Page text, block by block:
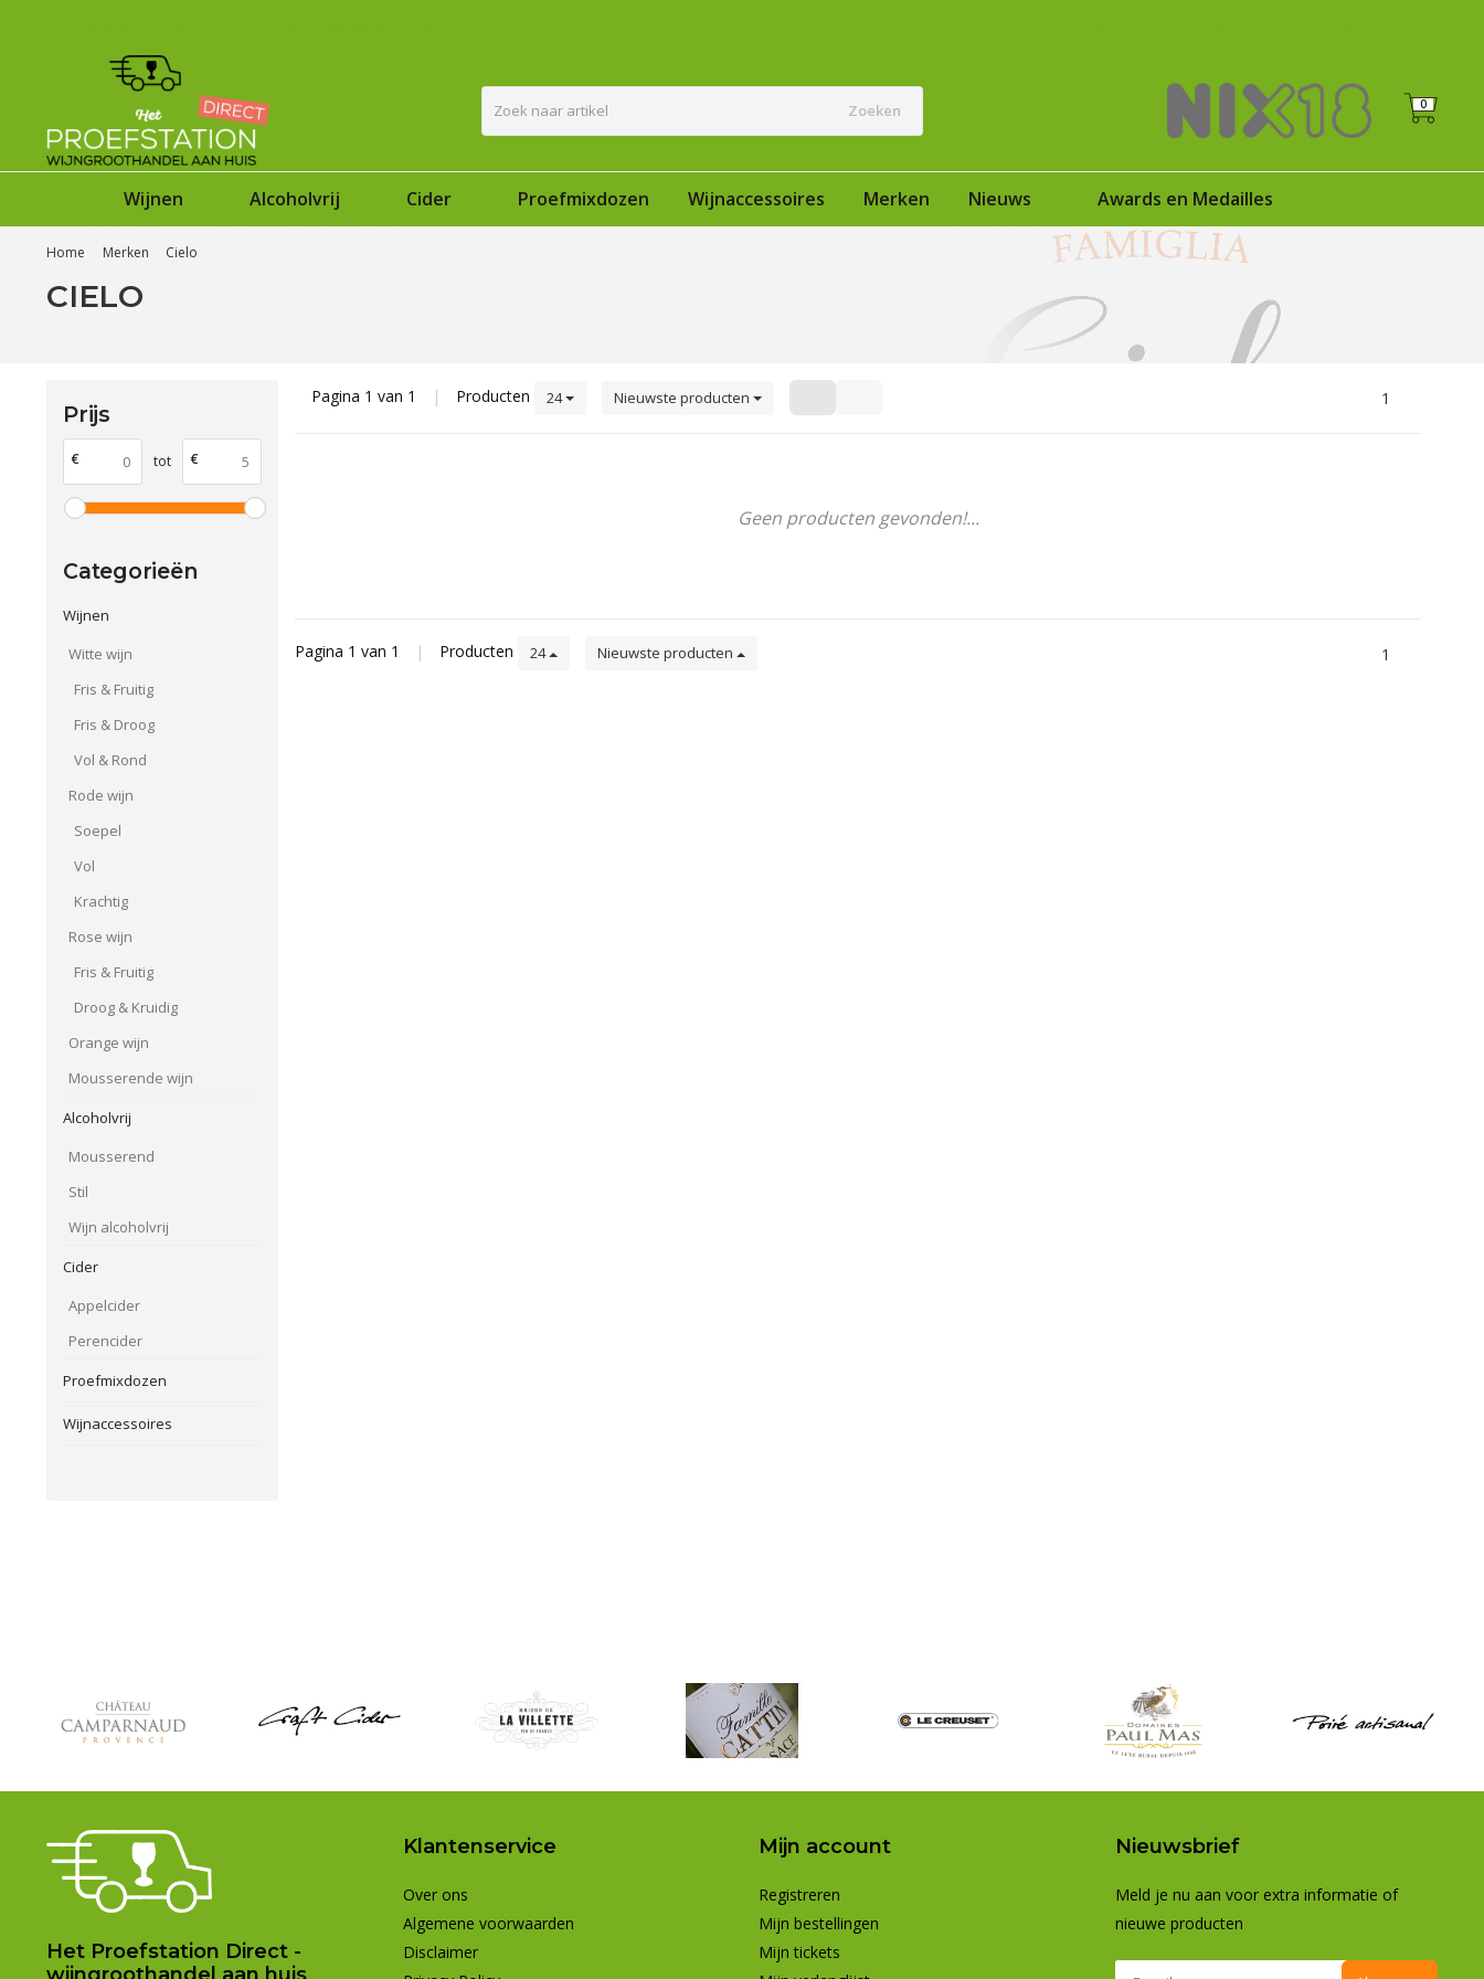
Zoeken 0
Wijnen Alcoholvrij Cider Proefmixdozen Wijnaccessoires Merken Nieuws Awards en Medailles
Home Merken Cielo
CIELO
Prijs
€ tot €
Categorieën
Wijnen
Witte wijn
Fris & Fruitig
Fris & Droog
Vol & Rond
Rode wijn
Soepel
Vol
Krachtig
Rose wijn
Fris & Fruitig
Droog & Kruidig
Orange wijn
Mousserende wijn
Alcoholvrij
Mousserend
Stil
Wijn alcoholvrij
Cider
Appelcider
Perencider
Proefmixdozen
Wijnaccessoires
Pagina 1 van 1 | Producten 24 Nieuwste producten 1
Geen producten gevonden!...
Pagina 1 van 1 | Producten 24 Nieuwste producten 1
Het Proefstation Direct -
Klantenservice
Over ons
Algemene voorwaarden
Disclaimer
Mijn account
Registreren
Mijn bestellingen
Mijn tickets
Nieuwsbrief
Meld je nu aan voor extra informatie of
nieuwe producten